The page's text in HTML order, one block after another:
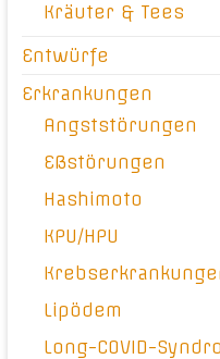
Kräuter & Tees
Entwürfe
Erkrankungen
Angststörungen
Eßstörungen
Hashimoto
KPU/HPU
Lipödem
Long-COVID-